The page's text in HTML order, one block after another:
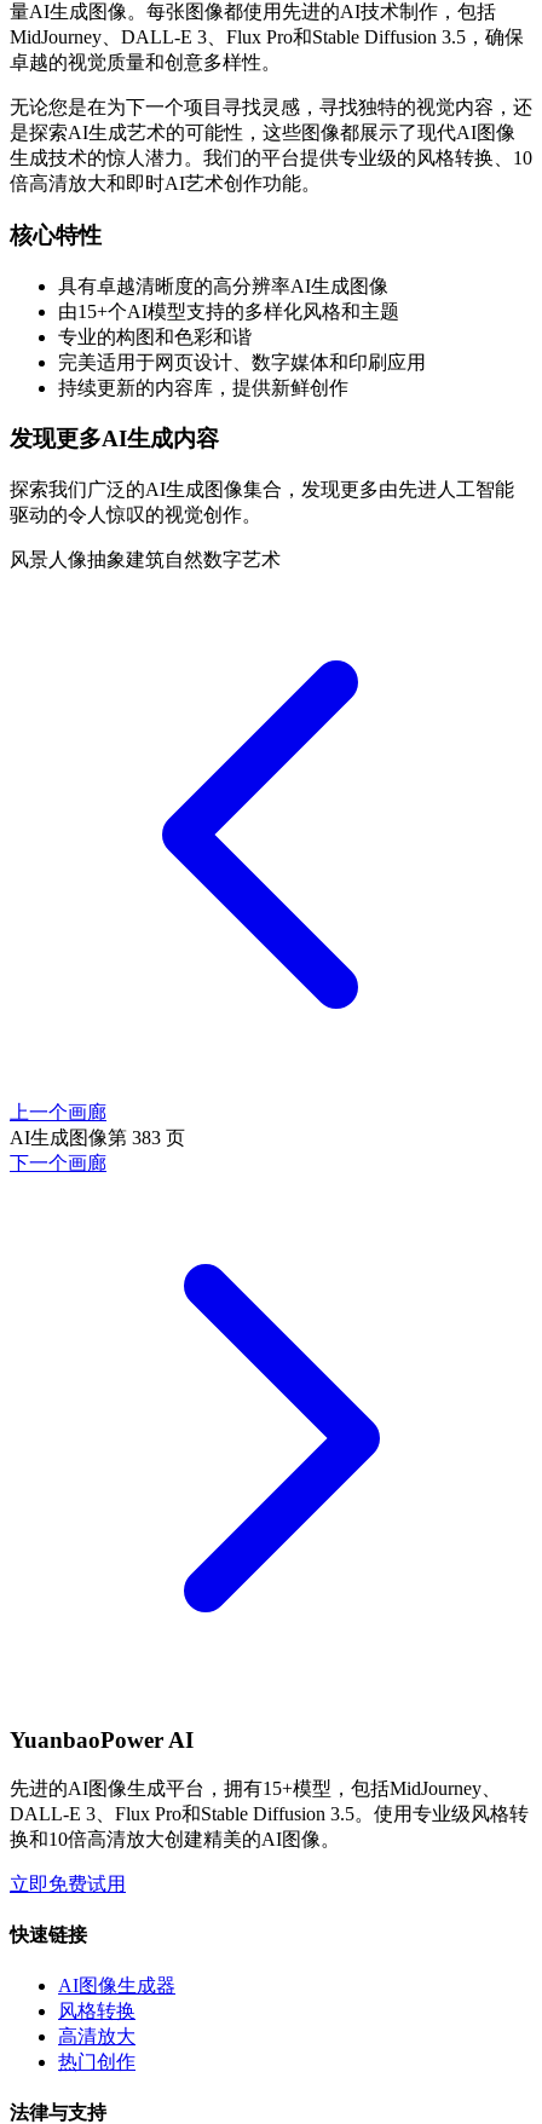
量AI生成图像。每张图像都使用先进的AI技术制作，包括
MidJourney、DALL-E 3、Flux Pro和Stable Diffusion 3.5，确保
卓越的视觉质量和创意多样性。
无论您是在为下一个项目寻找灵感，寻找独特的视觉内容，还
是探索AI生成艺术的可能性，这些图像都展示了现代AI图像
生成技术的惊人潜力。我们的平台提供专业级的风格转换、10
倍高清放大和即时AI艺术创作功能。
核心特性
具有卓越清晰度的高分辨率AI生成图像
由15+个AI模型支持的多样化风格和主题
专业的构图和色彩和谐
完美适用于网页设计、数字媒体和印刷应用
持续更新的内容库，提供新鲜创作
发现更多AI生成内容
探索我们广泛的AI生成图像集合，发现更多由先进人工智能
驱动的令人惊叹的视觉创作。
风景人像抽象建筑自然数字艺术
上一个画廊
AI生成图像第 383 页
下一个画廊
YuanbaoPower AI
先进的AI图像生成平台，拥有15+模型，包括MidJourney、
DALL-E 3、Flux Pro和Stable Diffusion 3.5。使用专业级风格转
换和10倍高清放大创建精美的AI图像。
立即免费试用
快速链接
AI图像生成器
风格转换
高清放大
热门创作
法律与支持